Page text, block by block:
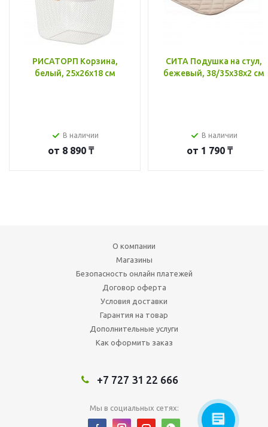
РИСАТОРП Корзина,
белый, 25x26x18 см
В наличии
от 8 890 ₸
СИТА Подушка на стул,
бежевый, 38/35x38x2 см
В наличии
от 1 790 ₸
О компании
Магазины
Безопасность онлайн платежей
Договор оферта
Условия доставки
Гарантия на товар
Дополнительные услуги
Как оформить заказ
+7 727 31 22 666
Мы в социальных сетях: